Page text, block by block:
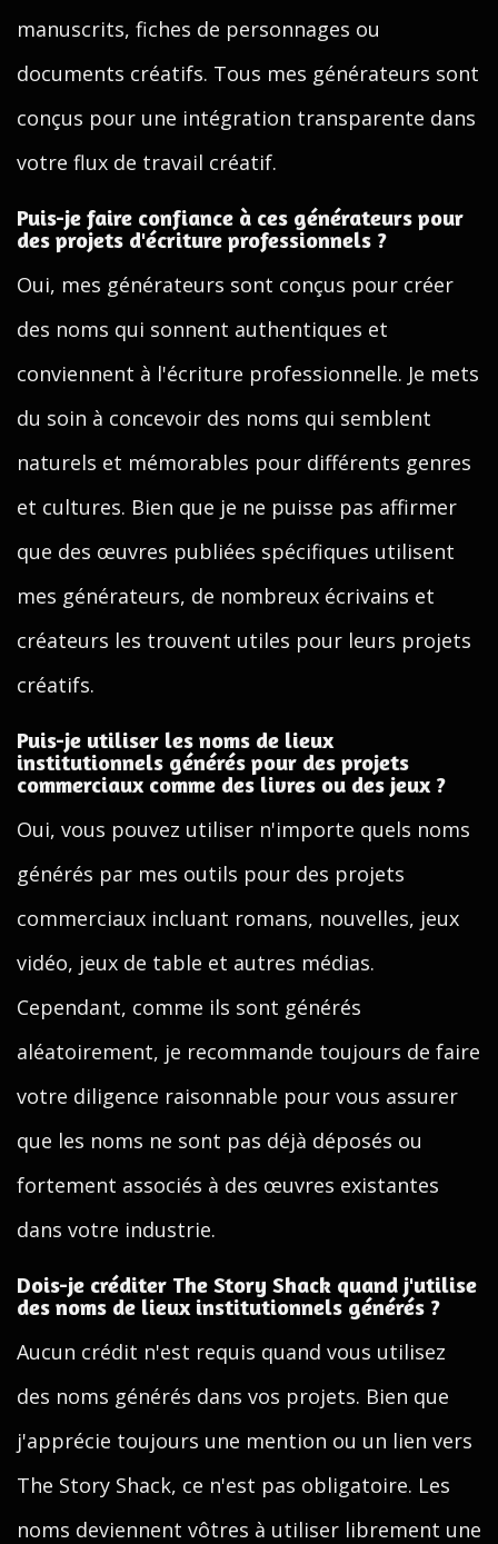
manuscrits, fiches de personnages ou
documents créatifs. Tous mes générateurs sont
conçus pour une intégration transparente dans
votre flux de travail créatif.
Puis-je faire confiance à ces générateurs pour
des projets d'écriture professionnels ?
Oui, mes générateurs sont conçus pour créer
des noms qui sonnent authentiques et
conviennent à l'écriture professionnelle. Je mets
du soin à concevoir des noms qui semblent
naturels et mémorables pour différents genres
et cultures. Bien que je ne puisse pas affirmer
que des œuvres publiées spécifiques utilisent
mes générateurs, de nombreux écrivains et
créateurs les trouvent utiles pour leurs projets
créatifs.
Puis-je utiliser les noms de lieux
institutionnels générés pour des projets
commerciaux comme des livres ou des jeux ?
Oui, vous pouvez utiliser n'importe quels noms
générés par mes outils pour des projets
commerciaux incluant romans, nouvelles, jeux
vidéo, jeux de table et autres médias.
Cependant, comme ils sont générés
aléatoirement, je recommande toujours de faire
votre diligence raisonnable pour vous assurer
que les noms ne sont pas déjà déposés ou
fortement associés à des œuvres existantes
dans votre industrie.
Dois-je créditer The Story Shack quand j'utilise
des noms de lieux institutionnels générés ?
Aucun crédit n'est requis quand vous utilisez
des noms générés dans vos projets. Bien que
j'apprécie toujours une mention ou un lien vers
The Story Shack, ce n'est pas obligatoire. Les
noms deviennent vôtres à utiliser librement une